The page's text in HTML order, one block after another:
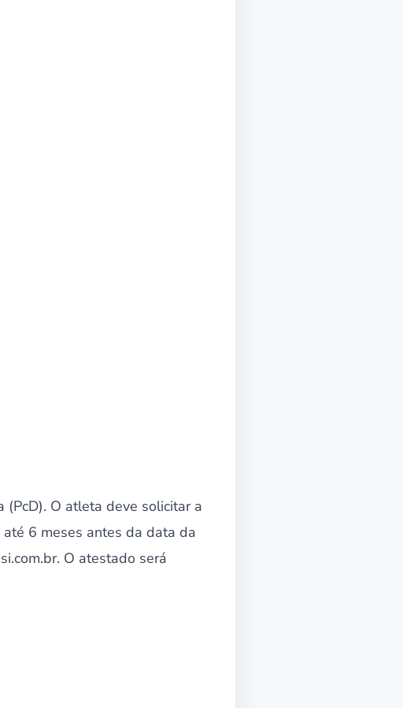
(PcD). O atleta deve solicitar a
6 meses antes da data da
O atestado será